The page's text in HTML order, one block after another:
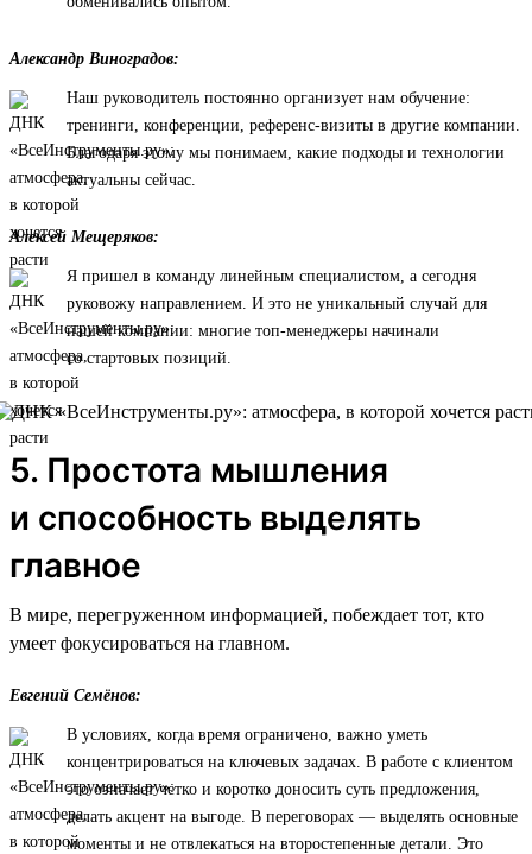
Александр Виноградов:
Наш руководитель постоянно организует нам обучение:
тренинги, конференции, референс-визиты в другие компании.
Благодаря этому мы понимаем, какие подходы и технологии
актуальны сейчас.
Алексей Мещеряков:
Я пришел в команду линейным специалистом, а сегодня
руковожу направлением. И это не уникальный случай для
нашей компании: многие топ-менеджеры начинали
со стартовых позиций.
5. Простота мышления
и способность выделять
главное
В мире, перегруженном информацией, побеждает тот, кто
умеет фокусироваться на главном.
Евгений Семёнов:
В условиях, когда время ограничено, важно уметь
концентрироваться на ключевых задачах. В работе с клиентом
это означает четко и коротко доносить суть предложения,
делать акцент на выгоде. В переговорах — выделять основные
моменты и не отвлекаться на второстепенные детали. Это